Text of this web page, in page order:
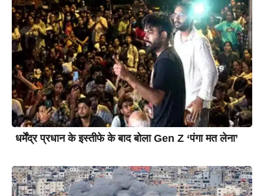
धर्मेंद्र प्रधान के इस्तीफे के बाद बोला Gen Z ‘पंगा मत लेना’